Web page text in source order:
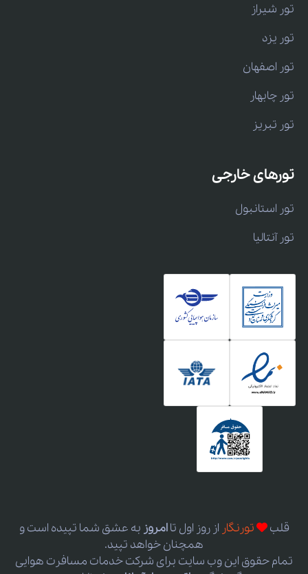
تور شیراز
تور یزد
تور اصفهان
تور چابهار
تور تبریز
تورهای خارجی
تور استانبول
تور آنتالیا
قلب تورنگار از روز اول تاامروز به عشق شما تپیده است و
همچنان خواهد تپید.
تمام حقوق این وب سایت برای شرکت خدمات مسافرت هوایی